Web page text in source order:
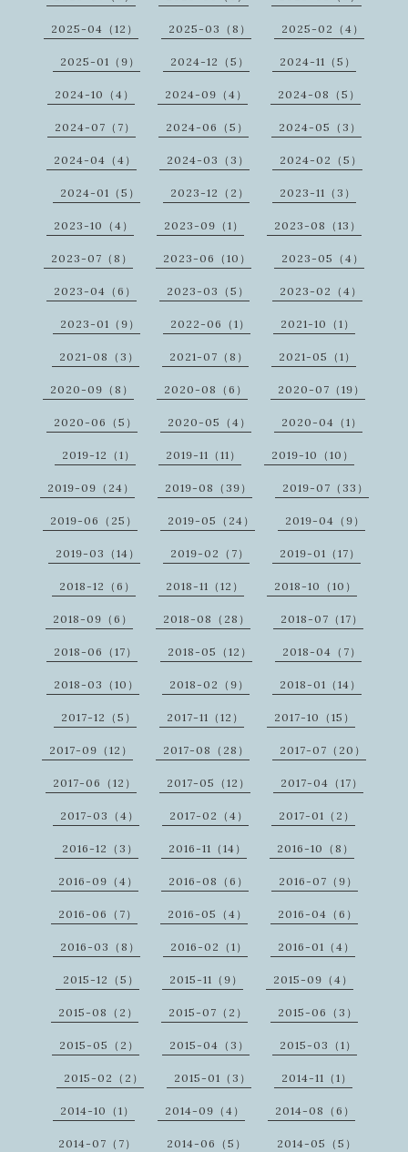
2025-04（12） 2025-03（8） 2025-02（4）
2025-01（9） 2024-12（5） 2024-11（5）
2024-10（4） 2024-09（4） 2024-08（5）
2024-07（7） 2024-06（5） 2024-05（3）
2024-04（4） 2024-03（3） 2024-02（5）
2024-01（5） 2023-12（2） 2023-11（3）
2023-10（4） 2023-09（1） 2023-08（13）
2023-07（8） 2023-06（10） 2023-05（4）
2023-04（6） 2023-03（5） 2023-02（4）
2023-01（9） 2022-06（1） 2021-10（1）
2021-08（3） 2021-07（8） 2021-05（1）
2020-09（8） 2020-08（6） 2020-07（19）
2020-06（5） 2020-05（4） 2020-04（1）
2019-12（1） 2019-11（11） 2019-10（10）
2019-09（24） 2019-08（39） 2019-07（33）
2019-06（25） 2019-05（24） 2019-04（9）
2019-03（14） 2019-02（7） 2019-01（17）
2018-12（6） 2018-11（12） 2018-10（10）
2018-09（6） 2018-08（28） 2018-07（17）
2018-06（17） 2018-05（12） 2018-04（7）
2018-03（10） 2018-02（9） 2018-01（14）
2017-12（5） 2017-11（12） 2017-10（15）
2017-09（12） 2017-08（28） 2017-07（20）
2017-06（12） 2017-05（12） 2017-04（17）
2017-03（4） 2017-02（4） 2017-01（2）
2016-12（3） 2016-11（14） 2016-10（8）
2016-09（4） 2016-08（6） 2016-07（9）
2016-06（7） 2016-05（4） 2016-04（6）
2016-03（8） 2016-02（1） 2016-01（4）
2015-12（5） 2015-11（9） 2015-09（4）
2015-08（2） 2015-07（2） 2015-06（3）
2015-05（2） 2015-04（3） 2015-03（1）
2015-02（2） 2015-01（3） 2014-11（1）
2014-10（1） 2014-09（4） 2014-08（6）
2014-07（7） 2014-06（5） 2014-05（5）